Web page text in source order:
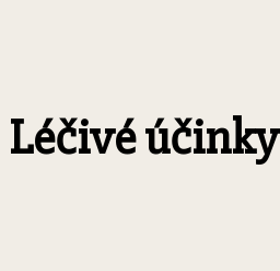
Léčivé účinky